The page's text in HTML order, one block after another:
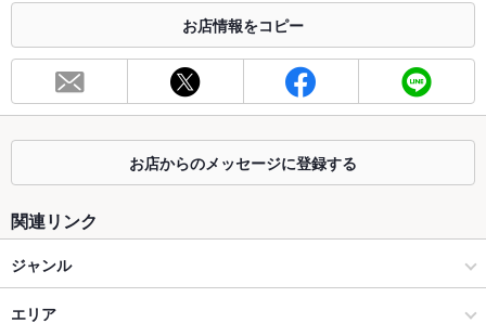
合わせください。
お席
37席(テーブル/カウンターをご用意しております。)
容人数
個室 なし ：個室のご用意はございません。
座敷
掘りごたつ
お店情報をコピー
お店からのメッセージに登録する
関連リンク
ジャンル
居酒屋
エリア